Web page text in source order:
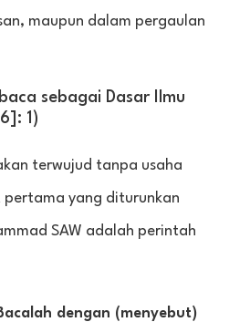
maupun dalam pergaulan
sebagai Dasar Ilmu
1)
terwujud tanpa usaha
pertama yang diturunkan
SAW adalah perintah
dengan (menyebut)